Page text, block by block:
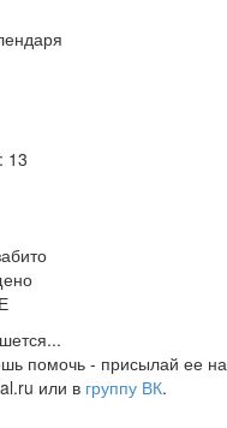
13
помочь - присылай ее на
или в группу ВК.